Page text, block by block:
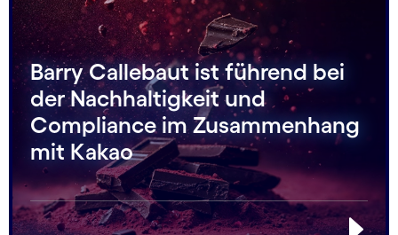
Barry Callebaut ist führend bei
der Nachhaltigkeit und
Compliance im Zusammenhang
mit Kakao